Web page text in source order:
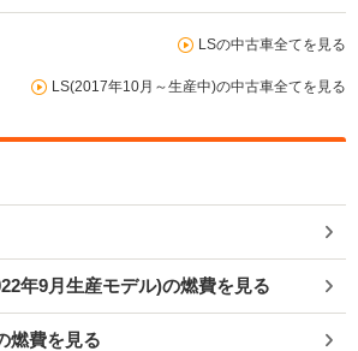
LSの中古車全てを見る
LS(2017年10月～生産中)の中古車全てを見る
年9月生産モデル)の燃費を見る
燃費を見る